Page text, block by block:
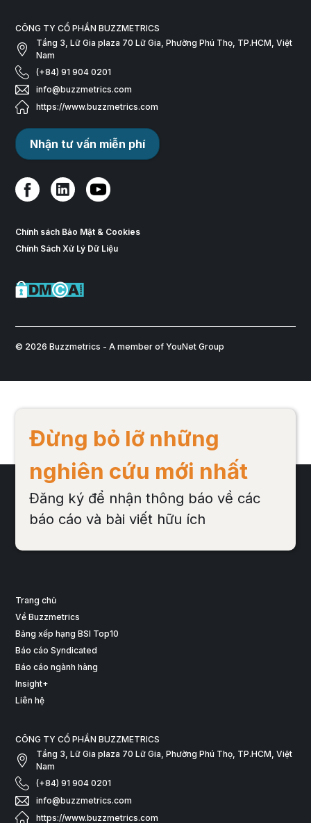
CÔNG TY CỔ PHẦN BUZZMETRICS
Tầng 3, Lữ Gia plaza 70 Lữ Gia, Phường Phú Thọ, TP.HCM, Việt
Nam
(+84) 91 904 0201
info@buzzmetrics.com
https://www.buzzmetrics.com
Nhận tư vấn miễn phí
Chính sách Bảo Mật & Cookies
Chính Sách Xử Lý Dữ Liệu
© 2026 Buzzmetrics - A member of YouNet Group
Đừng bỏ lỡ những
nghiên cứu mới nhất
Đăng ký để nhận thông báo về các
báo cáo và bài viết hữu ích
Trang chủ
Về Buzzmetrics
Bảng xếp hạng BSI Top10
Báo cáo Syndicated
Báo cáo ngành hàng
Insight+
Liên hệ
CÔNG TY CỔ PHẦN BUZZMETRICS
Tầng 3, Lữ Gia plaza 70 Lữ Gia, Phường Phú Thọ, TP.HCM, Việt
Nam
(+84) 91 904 0201
info@buzzmetrics.com
https://www.buzzmetrics.com